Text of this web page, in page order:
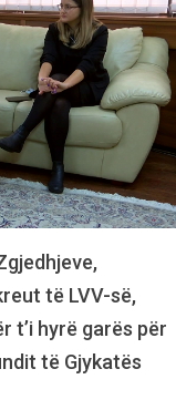
të LVV-së,
t’i hyrë garës për
të Gjykatës